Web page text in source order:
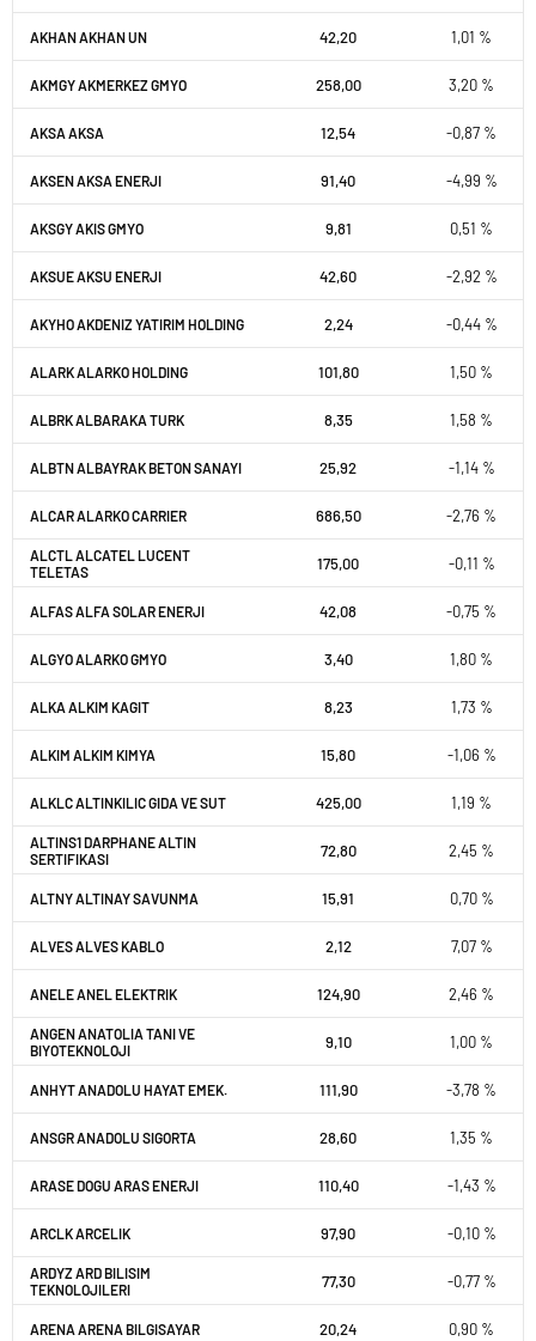
AKHAN AKHAN UN 42,20 1,01 %
AKMGY AKMERKEZ GMYO 258,00 3,20 %
AKSA AKSA 12,54 -0,87 %
AKSEN AKSA ENERJI 91,40 -4,99 %
AKSGY AKIS GMYO 9,81 0,51 %
AKSUE AKSU ENERJI 42,60 -2,92 %
AKYHO AKDENIZ YATIRIM HOLDING 2,24 -0,44 %
ALARK ALARKO HOLDING 101,80 1,50 %
ALBRK ALBARAKA TURK 8,35 1,58 %
ALBTN ALBAYRAK BETON SANAYI 25,92 -1,14 %
ALCAR ALARKO CARRIER 686,50 -2,76 %
ALCTL ALCATEL LUCENT
TELETAS
175,00 -0,11 %
ALFAS ALFA SOLAR ENERJI 42,08 -0,75 %
ALGYO ALARKO GMYO 3,40 1,80 %
ALKA ALKIM KAGIT 8,23 1,73 %
ALKIM ALKIM KIMYA 15,80 -1,06 %
ALKLC ALTINKILIC GIDA VE SUT 425,00 1,19 %
ALTINS1 DARPHANE ALTIN
SERTIFIKASI
72,80 2,45 %
ALTNY ALTINAY SAVUNMA 15,91 0,70 %
ALVES ALVES KABLO 2,12 7,07 %
ANELE ANEL ELEKTRIK 124,90 2,46 %
ANGEN ANATOLIA TANI VE
BIYOTEKNOLOJI
9,10 1,00 %
ANHYT ANADOLU HAYAT EMEK. 111,90 -3,78 %
ANSGR ANADOLU SIGORTA 28,60 1,35 %
ARASE DOGU ARAS ENERJI 110,40 -1,43 %
ARCLK ARCELIK 97,90 -0,10 %
ARDYZ ARD BILISIM
TEKNOLOJILERI
77,30 -0,77 %
ARENA ARENA BILGISAYAR 20,24 0,90 %